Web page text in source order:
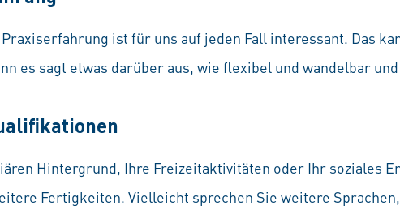
ist für uns auf jeden Fall interessant. Das
es sagt etwas darüber aus, wie flexibel und wandelbar
Hintergrund, Ihre Freizeitaktivitäten oder Ihr soziales
Fertigkeiten. Vielleicht sprechen Sie weitere